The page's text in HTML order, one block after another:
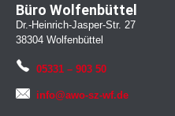
Büro Wolfenbüttel
Dr.-Heinrich-Jasper-Str. 27
38304 Wolfenbüttel
05331 – 903 50
info@awo-sz-wf.de